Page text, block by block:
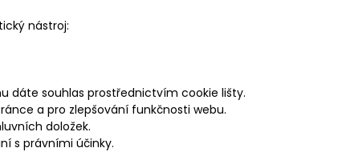
nástroj:
dáte souhlas prostřednictvím cookie lišty.
a pro zlepšování funkčnosti webu.
doložek.
s právními účinky.